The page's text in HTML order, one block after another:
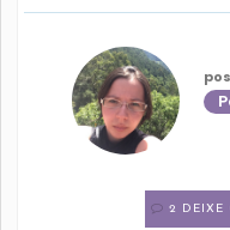
2 DEIXE